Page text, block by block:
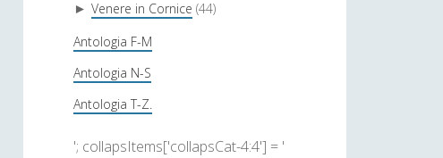
► Venere in Cornice (44)
Antologia F-M
Antologia N-S
Antologia T-Z.
'; collapsItems['collapsCat-4:4'] = '